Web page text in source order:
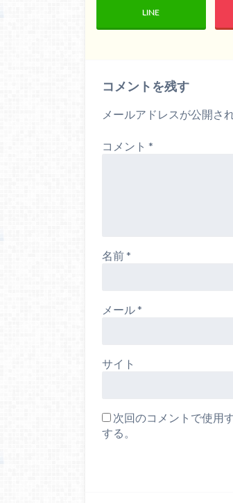
LINE
コメントを残す
メールアドレスが公開さ
コメント *
名前*
メール*
サイト
次回のコメントで使用
する。